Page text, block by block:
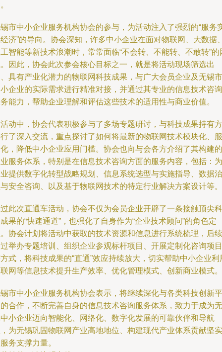
市中小企业服务机构协会的参与，为活动注入了强烈的“服务
济”的导向。协会深知，许多中小企业在面对物联网、大数据
智能等新技术浪潮时，常常面临“不会转、不能转、不敢转”的
因此，协会此次参会核心目标之一，就是将活动现场筛选出
具有产业化潜力的物联网科技成果，与广大会员企业及无锡市
企业的实际需求进行精准对接，并通过其专业的信息技术咨询
能力，帮助企业理解和评估这些技术的适用性与商业价值。
动中，协会代表积极参与了多场专题研讨，与科技成果持有方
了深入交流，重点探讨了如何将最新的物联网技术模块化、服
，降低中小企业应用门槛。协会也向与会各方介绍了其构建的
服务体系，特别是在信息技术咨询方面的服务内容，包括：为
提供数字化转型战略规划、信息系统选型与实施指导、数据治
安全咨询、以及基于物联网技术的特定行业解决方案设计等。
此次直通车活动，协会不仅为会员企业开辟了一条接触顶尖科
果的“快速通道”，也强化了自身作为“企业技术顾问”的角色定
协会计划将活动中获取的技术资源和信息进行系统梳理，后续
举办专题培训、组织企业参观标杆项目、开展定制化咨询项目
式，将科技成果的“直通”效应持续放大，切实帮助中小企业利
网等信息技术提升生产效率、优化管理模式、创新商业模式。
市中小企业服务机构协会表示，将继续深化与各类科技创新平
合作，不断完善自身的信息技术咨询服务体系，致力于成为无
小企业迈向智能化、网络化、数字化发展的可靠伙伴和导航
为无锡巩固物联网产业高地地位、构建现代产业体系贡献坚实
务支撑力量。